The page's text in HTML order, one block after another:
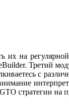
их на
Третий
с
стратегии на